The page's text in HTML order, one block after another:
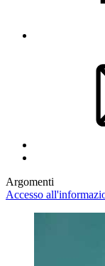
Argomenti
Accesso